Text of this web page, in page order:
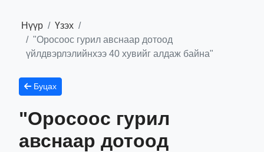
Нүүр
Үзэх
"Оросоос гурил авснаар дотоод
үйлдвэрлэлийнхээ 40 хувийг алдаж байна"
Буцах
"Оросоос гурил
авснаар дотоод